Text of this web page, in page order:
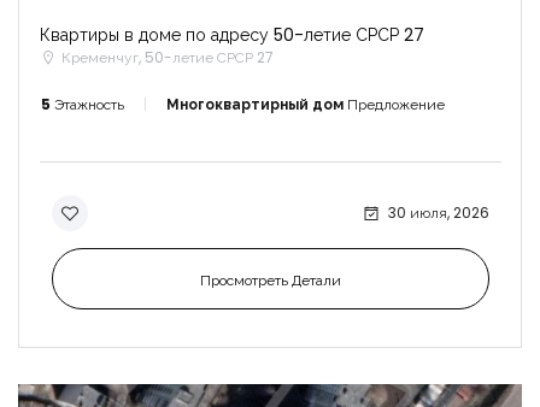
Квартиры в доме по адресу 50-летие СРСР 27
Кременчуг, 50-летие СРСР 27
5 Этажность Многоквартирный дом Предложение
30 июля, 2026
Просмотреть Детали